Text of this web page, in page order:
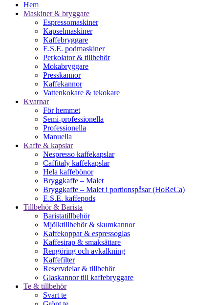
Hem
Maskiner & bryggare
Espressomaskiner
Kapselmaskiner
Kaffebryggare
E.S.E. podmaskiner
Perkolator & tillbehör
Mokabryggare
Presskannor
Kaffekannor
Vattenkokare & tekokare
Kvarnar
För hemmet
Semi-professionella
Professionella
Manuella
Kaffe & kapslar
Nespresso kaffekapslar
Caffitaly kaffekapslar
Hela kaffebönor
Bryggkaffe – Malet
Bryggkaffe – Malet i portionspåsar (HoReCa)
E.S.E. kaffepods
Tillbehör & Barista
Baristatillbehör
Mjölktillbehör & skumkannor
Kaffekoppar & espressoglas
Kaffesirap & smaksättare
Rengöring och avkalkning
Kaffefilter
Reservdelar & tillbehör
Glaskannor till kaffebryggare
Te & tillbehör
Svart te